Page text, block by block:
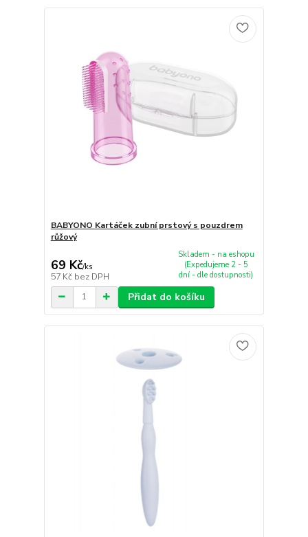
BABYONO Kartáček zubní prstový s pouzdrem
růžový
69 Kč/ks
57 Kč bez DPH
Skladem - na eshopu
(Expedujeme 2 - 5
dní - dle dostupnosti)
Přidat do košíku